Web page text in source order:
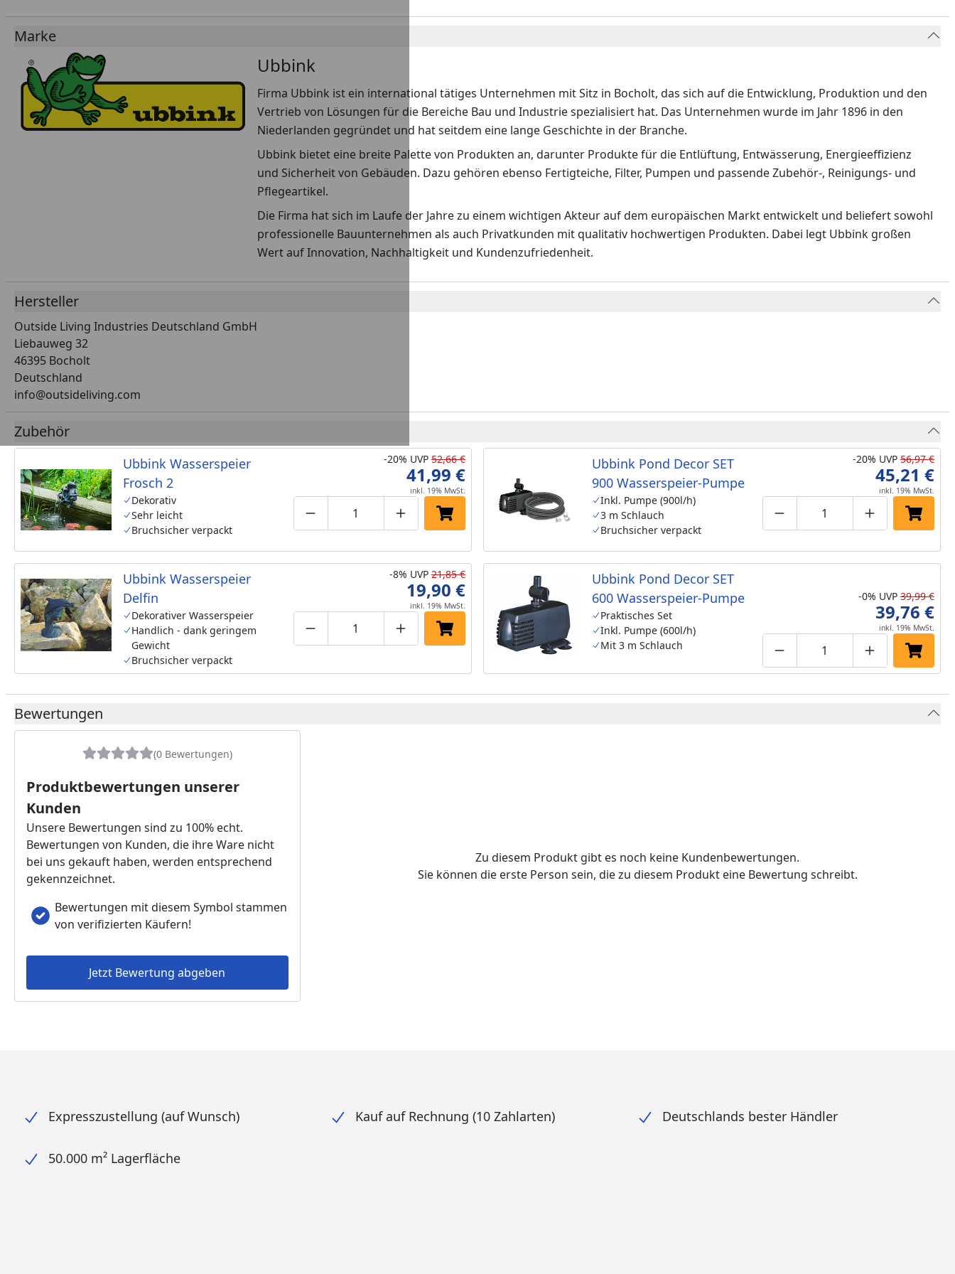
Marke
Ubbink
Firma Ubbink ist ein international tätiges Unternehmen mit Sitz in Bocholt, das sich auf die Entwicklung, Produktion und den
Vertrieb von Lösungen für die Bereiche Bau und Industrie spezialisiert hat. Das Unternehmen wurde im Jahr 1896 in den
Niederlanden gegründet und hat seitdem eine lange Geschichte in der Branche.
Ubbink bietet eine breite Palette von Produkten an, darunter Produkte für die Entlüftung, Entwässerung, Energieeffizienz
und Sicherheit von Gebäuden. Dazu gehören ebenso Fertigteiche, Filter, Pumpen und passende Zubehör-, Reinigungs- und
Pflegeartikel.
Die Firma hat sich im Laufe der Jahre zu einem wichtigen Akteur auf dem europäischen Markt entwickelt und beliefert sowohl
professionelle Bauunternehmen als auch Privatkunden mit qualitativ hochwertigen Produkten. Dabei legt Ubbink großen
Wert auf Innovation, Nachhaltigkeit und Kundenzufriedenheit.
Hersteller
Outside Living Industries Deutschland GmbH
Liebauweg 32
46395 Bocholt
Deutschland
info@outsideliving.com
Zubehör
Ubbink Wasserspeier
Frosch 2
Dekorativ
Sehr leicht
Bruchsicher verpackt
Produktmenge um eins verringern
Produktmenge manuell eingeben
Produktmenge um eins erhöhen
In den Einkaufswagen legen
-20% UVP 52,66 €
41,99 €
inkl. 19% MwSt.
Ubbink Pond Decor SET
900 Wasserspeier-Pumpe
Inkl. Pumpe (900l/h)
3 m Schlauch
Bruchsicher verpackt
Produktmenge um eins
Produktmenge manuell
Produktmenge
In den
-20% UVP 56,97 €
45,21 €
inkl. 19% MwSt.
Ubbink Wasserspeier
Delfin
Dekorativer Wasserspeier
Handlich - dank geringem
Gewicht
Bruchsicher verpackt
Produktmenge um eins verringern
Produktmenge manuell eingeben
Produktmenge um eins erhöhen
In den Einkaufswagen legen
-8% UVP 21,85 €
19,90 €
inkl. 19% MwSt.
Ubbink Pond Decor SET
600 Wasserspeier-Pumpe
Praktisches Set
Inkl. Pumpe (600l/h)
Mit 3 m Schlauch
Produktmenge um eins
Produktmenge manuell
Produktmenge
In den
-0% UVP 39,99 €
39,76 €
inkl. 19% MwSt.
Bewertungen
(0 Bewertungen)
Produktbewertungen unserer
Kunden
Unsere Bewertungen sind zu 100% echt.
Bewertungen von Kunden, die ihre Ware nicht
bei uns gekauft haben, werden entsprechend
gekennzeichnet.
Bewertungen mit diesem Symbol stammen
von verifizierten Käufern!
Jetzt Bewertung abgeben
Zu diesem Produkt gibt es noch keine Kundenbewertungen.
Sie können die erste Person sein, die zu diesem Produkt eine Bewertung schreibt.
Expresszustellung (auf Wunsch) Kauf auf Rechnung (10 Zahlarten) Deutschlands bester Händler
50.000 m² Lagerfläche